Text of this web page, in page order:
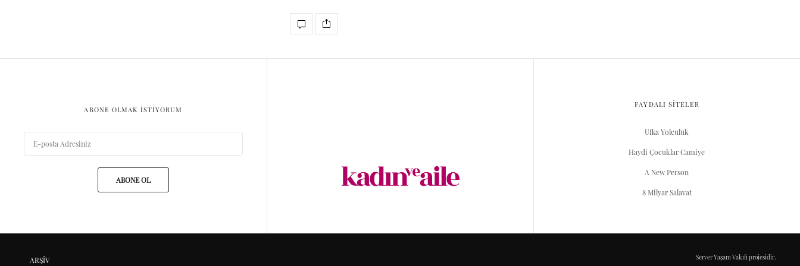
ABONE OLMAK ISTIYORUM
ABONE OL
FAYDALI SİTELER
Ufka Yolculuk
Haydi Çocuklar Camiye
A New Person
8 Milyar Salavat
ARŞIV Server Yaşam Vakıfı projesidir.